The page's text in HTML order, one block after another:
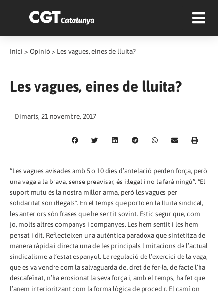
Inici > Opinió > Les vagues, eines de lluita?
Les vagues, eines de lluita?
Dimarts, 21 novembre, 2017
“Les vagues avisades amb 5 o 10 dies d’antelació perden força, però
una vaga a la brava, sense preavisar, és il·legal i no la farà ningú”. “El
suport mutu és la nostra millor arma, però les vagues per
solidaritat són il·legals”. En el temps que porto en la lluita sindical,
les anteriors són frases que he sentit sovint. Estic segur que, com
jo, molts altres companys i companyes. Les hem sentit i les hem
pensat i dit. Reflecteixen una autèntica paradoxa que sintetitza de
manera ràpida i directa una de les principals limitacions de l’actual
sindicalisme a l’estat espanyol. La regulació de l’exercici de la vaga,
que es va vendre com la salvaguarda del dret de fer-la, de facte l’ha
descafeïnat, n’ha erosionat la seva força i, amb el temps, ha fet que
l’anem interioritzant com la forma lògica de procedir. El camí on